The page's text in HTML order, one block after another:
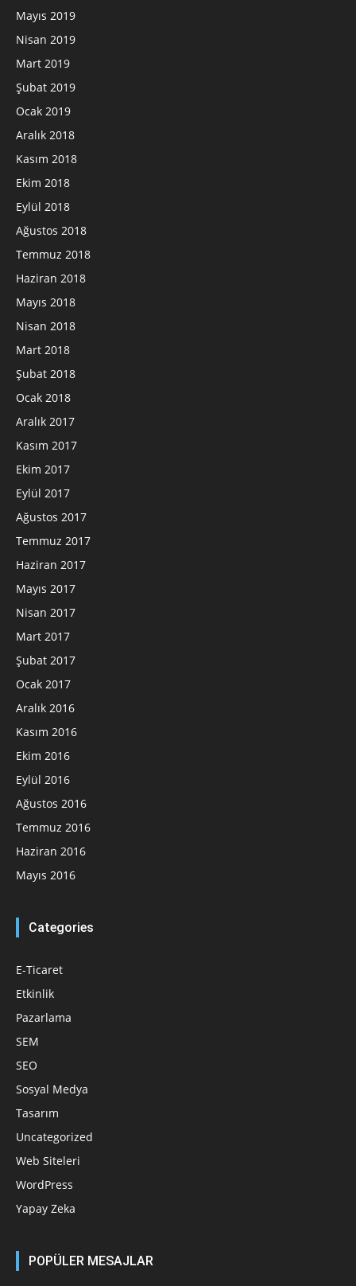
Mayıs 2019
Nisan 2019
Mart 2019
Şubat 2019
Ocak 2019
Aralık 2018
Kasım 2018
Ekim 2018
Eylül 2018
Ağustos 2018
Temmuz 2018
Haziran 2018
Mayıs 2018
Nisan 2018
Mart 2018
Şubat 2018
Ocak 2018
Aralık 2017
Kasım 2017
Ekim 2017
Eylül 2017
Ağustos 2017
Temmuz 2017
Haziran 2017
Mayıs 2017
Nisan 2017
Mart 2017
Şubat 2017
Ocak 2017
Aralık 2016
Kasım 2016
Ekim 2016
Eylül 2016
Ağustos 2016
Temmuz 2016
Haziran 2016
Mayıs 2016
Categories
E-Ticaret
Etkinlik
Pazarlama
SEM
SEO
Sosyal Medya
Tasarım
Uncategorized
Web Siteleri
WordPress
Yapay Zeka
POPÜLER MESAJLAR